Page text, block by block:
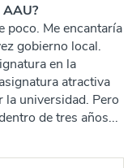
poco. Me encantaría
gobierno local.
en la
atractiva
la universidad. Pero
de tres años...